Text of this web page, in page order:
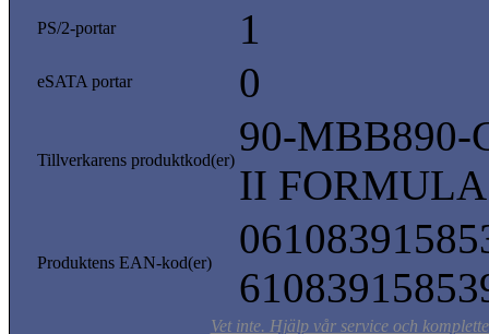
PS/2-portar 1
eSATA portar 0
Tillverkarens produktkod(er)
90-MBB890-
II
Produktens EAN-kod(er)
Vet inte. Hjälp vår service och